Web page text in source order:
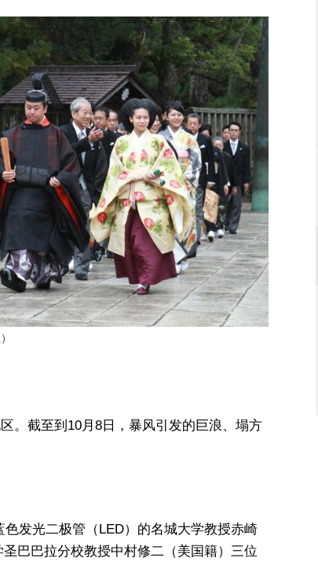
。截至到10月8日，暴风引发的巨浪、塌方
色发光二极管（LED）的名城大学教授赤崎
巴巴拉分校教授中村修二（美国籍）三位